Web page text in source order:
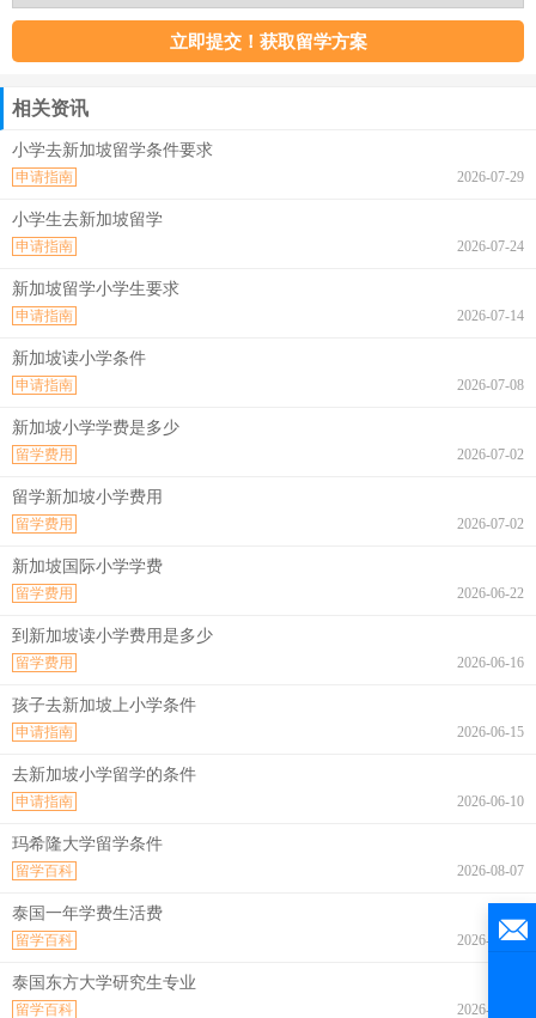
相关资讯
小学去新加坡留学条件要求
2026-07-29
申请指南
小学生去新加坡留学
2026-07-24
申请指南
新加坡留学小学生要求
2026-07-14
申请指南
新加坡读小学条件
2026-07-08
申请指南
新加坡小学学费是多少
2026-07-02
留学费用
留学新加坡小学费用
2026-07-02
留学费用
新加坡国际小学学费
2026-06-22
留学费用
到新加坡读小学费用是多少
2026-06-16
留学费用
孩子去新加坡上小学条件
2026-06-15
申请指南
去新加坡小学留学的条件
2026-06-10
申请指南
玛希隆大学留学条件
2026-08-07
留学百科
泰国一年学费生活费
2026-08-07
留学百科
泰国东方大学研究生专业
2026-08-07
留学百科